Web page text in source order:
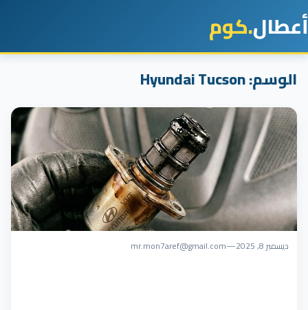
أعطال.كوم
الوسم:Hyundai Tucson
ديسمبر 8, 2025 —
mr.mon7aref@gmail.com